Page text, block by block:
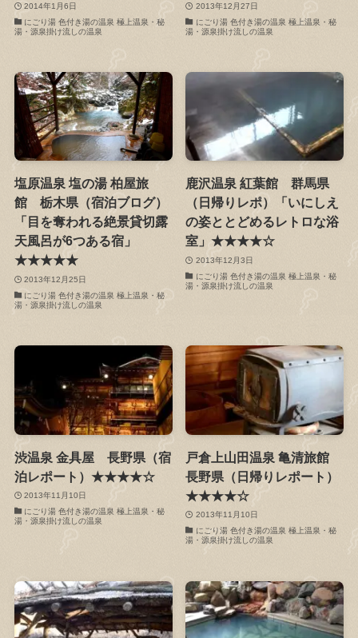
2014年1月6日
にごり湯 色付き湯の温泉 極上温泉・秘
湯・源泉掛け流しの温泉
2013年12月27日
にごり湯 色付き湯の温泉 極上温泉・秘
湯・源泉掛け流しの温泉
塩原温泉 塩の湯 柏屋旅
館 栃木県（宿泊ブログ）
「目を奪われる絶景貸切露
天風呂が6つある宿」
★★★★★
2013年12月25日
にごり湯 色付き湯の温泉 極上温泉・秘
湯・源泉掛け流しの温泉
鹿沢温泉 紅葉館 群馬県
（日帰りレポ）「いにしえ
の姿ととどめるレトロな浴
室」★★★★☆
2013年12月3日
にごり湯 色付き湯の温泉 極上温泉・秘
湯・源泉掛け流しの温泉
渋温泉 金具屋 長野県（宿
泊レポート）★★★★☆
2013年11月10日
にごり湯 色付き湯の温泉 極上温泉・秘
湯・源泉掛け流しの温泉
戸倉上山田温泉 亀清旅館
長野県（日帰りレポート）
★★★★☆
2013年11月10日
にごり湯 色付き湯の温泉 極上温泉・秘
湯・源泉掛け流しの温泉